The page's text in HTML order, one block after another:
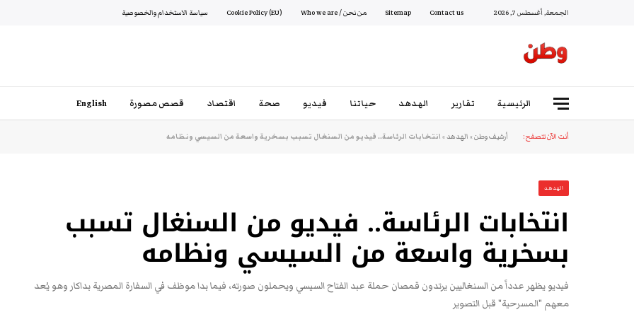
الجمعة, أغسطس 7, 2026 Contact us
Sitemap من نحن / Who we are Cookie Policy (EU) سياسة الاستخدام والخصوصية
الرئيسية تقارير الهدهد حياتنا فيديو صحة اقتصاد قصص مصورة English
أنت الآن تتصفح: أرشيف وطن»الهدهد»انتخابات الرئاسة.. فيديو من السنغال تسبب بسخرية واسعة من السيسي ونظامه
الهدهد
انتخابات الرئاسة.. فيديو من السنغال تسبب
بسخرية واسعة من السيسي ونظامه
فيديو يظهر عدداً من السنغاليين يرتدون قمصان حملة عبد الفتاح السيسي ويحملون صورته، فيما بدا موظف في السفارة المصرية بداكار وهو يُعد
معهم "المسرحية" قبل التصوير